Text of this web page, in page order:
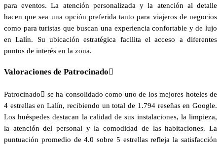
para eventos. La atención personalizada y la atención al detalle
hacen que sea una opción preferida tanto para viajeros de negocios
como para turistas que buscan una experiencia confortable y de lujo
en Lalín. Su ubicación estratégica facilita el acceso a diferentes
puntos de interés en la zona.
Valoraciones de Patrocinado
Patrocinado se ha consolidado como uno de los mejores hoteles de
4 estrellas en Lalín, recibiendo un total de 1.794 reseñas en Google.
Los huéspedes destacan la calidad de sus instalaciones, la limpieza,
la atención del personal y la comodidad de las habitaciones. La
puntuación promedio de 4.0 sobre 5 estrellas refleja la satisfacción